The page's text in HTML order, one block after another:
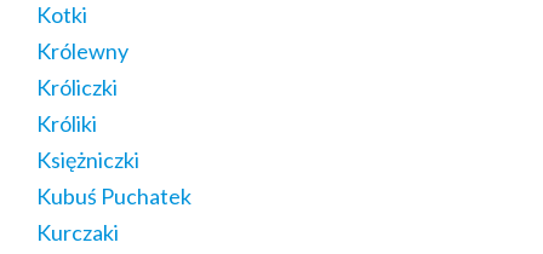
Kotki
Królewny
Króliczki
Króliki
Księżniczki
Kubuś Puchatek
Kurczaki